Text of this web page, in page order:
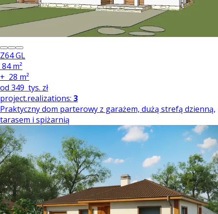
Z64 GL
84 m²
+ 28 m²
od 349 tys. zł
project.realizations: 3
Praktyczny dom parterowy z garażem, dużą strefą dzienną,
tarasem i spiżarnią